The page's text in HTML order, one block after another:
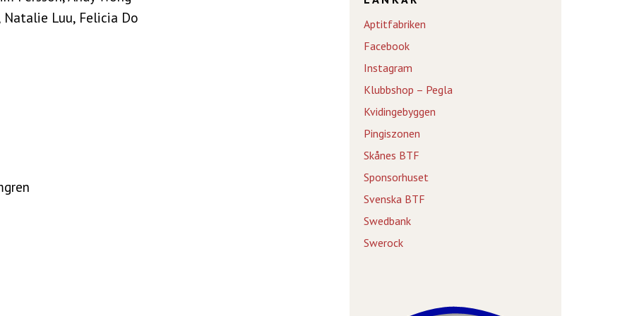
Natalie Luu, Felicia Do
Aptitfabriken
Facebook
Instagram
Klubbshop – Pegla
Kvidingebyggen
Pingiszonen
Skånes BTF
Sponsorhuset
Svenska BTF
Swedbank
Swerock